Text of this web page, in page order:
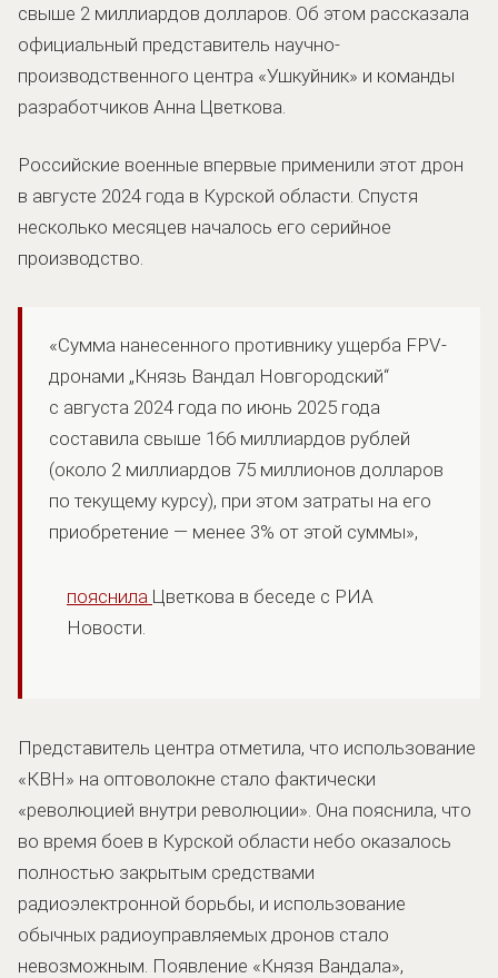
свыше 2 миллиардов долларов. Об этом рассказала
официальный представитель научно-
производственного центра «Ушкуйник» и команды
разработчиков Анна Цветкова.
Российские военные впервые применили этот дрон
в августе 2024 года в Курской области. Спустя
несколько месяцев началось его серийное
производство.
«Сумма нанесенного противнику ущерба FPV-
дронами „Князь Вандал Новгородский“
с августа 2024 года по июнь 2025 года
составила свыше 166 миллиардов рублей
(около 2 миллиардов 75 миллионов долларов
по текущему курсу), при этом затраты на его
приобретение — менее 3% от этой суммы»,
пояснила Цветкова в беседе с РИА
Новости.
Представитель центра отметила, что использование
«КВН» на оптоволокне стало фактически
«революцией внутри революции». Она пояснила, что
во время боев в Курской области небо оказалось
полностью закрытым средствами
радиоэлектронной борьбы, и использование
обычных радиоуправляемых дронов стало
невозможным. Появление «Князя Вандала»,